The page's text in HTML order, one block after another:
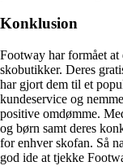
Konklusion
Footway har formået at
skobutikker. Deres
har gjort dem til et
kundeservice og
positive omdømme.
og børn samt deres
for enhver skofan. Så
god ide at tjekke